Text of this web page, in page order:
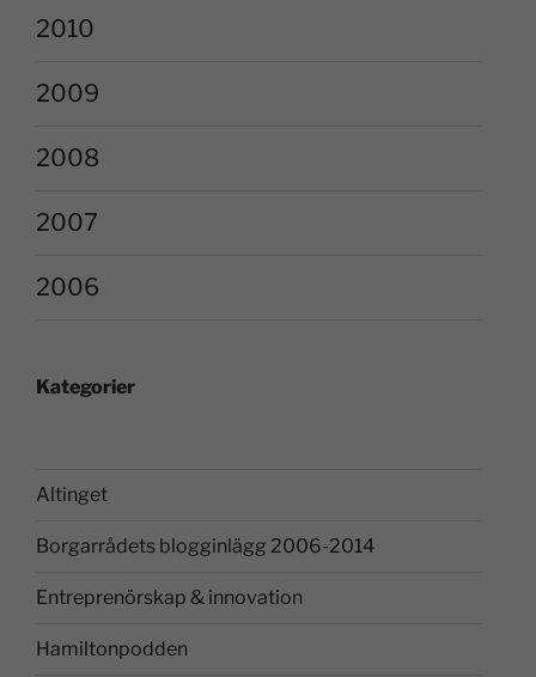
2010
2009
2008
2007
2006
Kategorier
Altinget
Borgarrådets blogginlägg 2006-2014
Entreprenörskap & innovation
Hamiltonpodden